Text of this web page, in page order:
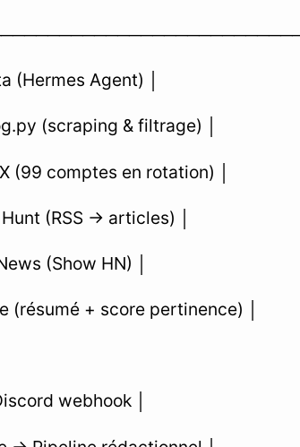
(Hermes Agent) │
(scraping & filtrage) │
(99 comptes en rotation) │
(RSS → articles) │
(Show HN) │
(résumé + score pertinence) │
webhook │